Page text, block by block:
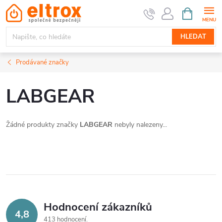
Přejít
na
obsah
HLEDAT
NÁKUPNÍ
KOŠÍK
Prodávané značky
LABGEAR
Žádné produkty značky LABGEAR nebyly nalezeny...
4,8 Hodnocení zákazníků
413 hodnocení